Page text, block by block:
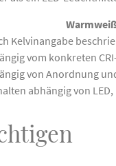
Kelvinangabe
vom konkreten
von Anordnung
abhängig von